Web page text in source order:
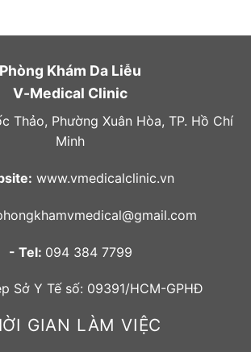
Phòng Khám Da Liễu
V-Medical Clinic
Thảo, Phường Xuân Hòa, TP. Hồ Chí
Minh
www.vmedicalclinic.vn
- Tel: 094 384 7799
Sở Y Tế số: 09391/HCM-GPHĐ
GIAN LÀM VIỆC